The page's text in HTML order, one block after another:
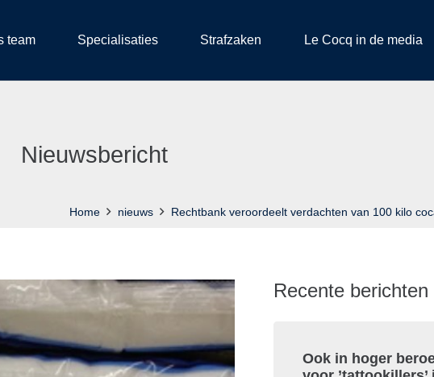
team Specialisaties Strafzaken Le Cocq in de media
Nieuwsbericht
Home nieuws Rechtbank veroordeelt verdachten van 100 kilo
Recente berichten
Ook in hoger